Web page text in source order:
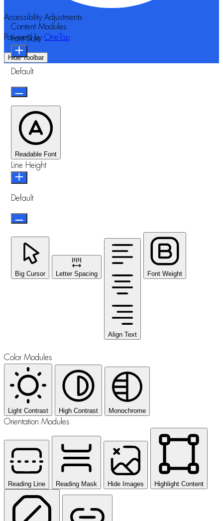
Accessibility Adjustments
Powered by OneTap
Hide Toolbar
Content Modules
Font Size
Default
Readable Font
Line Height
Default
Big Cursor Letter Spacing
Align Text
Font Weight
Color Modules
Light Contrast High Contrast Monochrome
Orientation Modules
Reading Line Reading Mask Hide Images Highlight Content